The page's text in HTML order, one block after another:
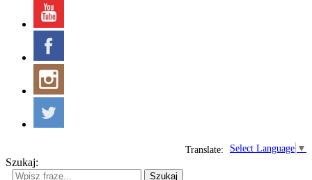
Select Language ▼
Translate:
Szukaj:
Szukaj